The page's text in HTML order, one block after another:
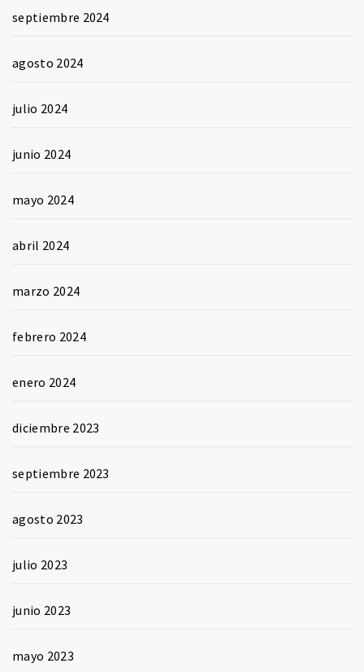
septiembre 2024
agosto 2024
julio 2024
junio 2024
mayo 2024
abril 2024
marzo 2024
febrero 2024
enero 2024
diciembre 2023
septiembre 2023
agosto 2023
julio 2023
junio 2023
mayo 2023